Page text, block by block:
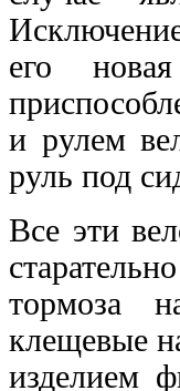
его
и рулем
руль под
Все эти
тормоза
клещевые
изделием